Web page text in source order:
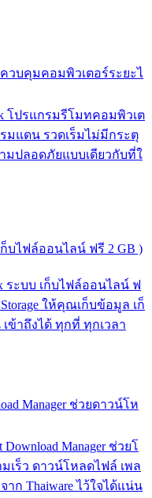
ควบคุมคอมพิวเตอร์ระยะไ
โปรแกรมรีโมทคอมพิวเต
มแดน รวดเร็มไม่มีกระตุ
ปลอดภัยแบบเดียวกับที่ใ
ก็บไฟล์ออนไลน์ ฟรี 2 GB )
ระบบ เก็บไฟล์ออนไลน์ ฟ
ให้คุณเก็บข้อมูล เก็
ข้าถึงได้ ทุกที่ ทุกเวลา
Manager ช่วยดาวน์โห
Manager ช่วยโ
เร็ว ดาวน์โหลดไฟล์ เพล
ก Thaiware ไว้ใจได้แน่น